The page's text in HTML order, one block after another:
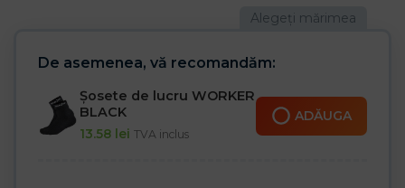
De asemenea, vă recomandăm:
Șosete de lucru WORKER
BLACK
13.58 lei TVA inclus
ADĂUGA